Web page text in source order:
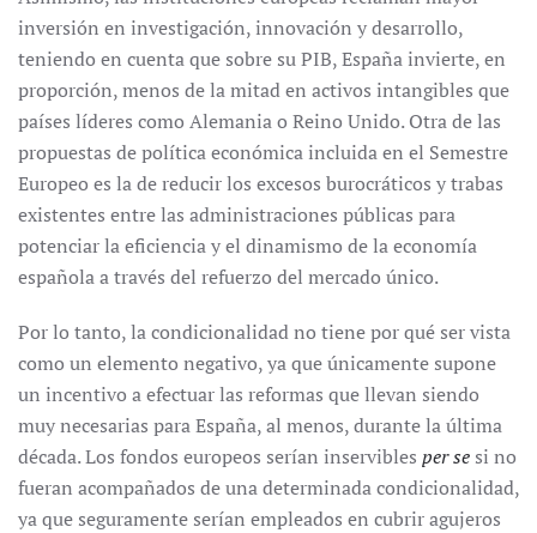
inversión en investigación, innovación y desarrollo,
teniendo en cuenta que sobre su PIB, España invierte, en
proporción, menos de la mitad en activos intangibles que
países líderes como Alemania o Reino Unido. Otra de las
propuestas de política económica incluida en el Semestre
Europeo es la de reducir los excesos burocráticos y trabas
existentes entre las administraciones públicas para
potenciar la eficiencia y el dinamismo de la economía
española a través del refuerzo del mercado único.
Por lo tanto, la condicionalidad no tiene por qué ser vista
como un elemento negativo, ya que únicamente supone
un incentivo a efectuar las reformas que llevan siendo
muy necesarias para España, al menos, durante la última
década. Los fondos europeos serían inservibles per se si no
fueran acompañados de una determinada condicionalidad,
ya que seguramente serían empleados en cubrir agujeros